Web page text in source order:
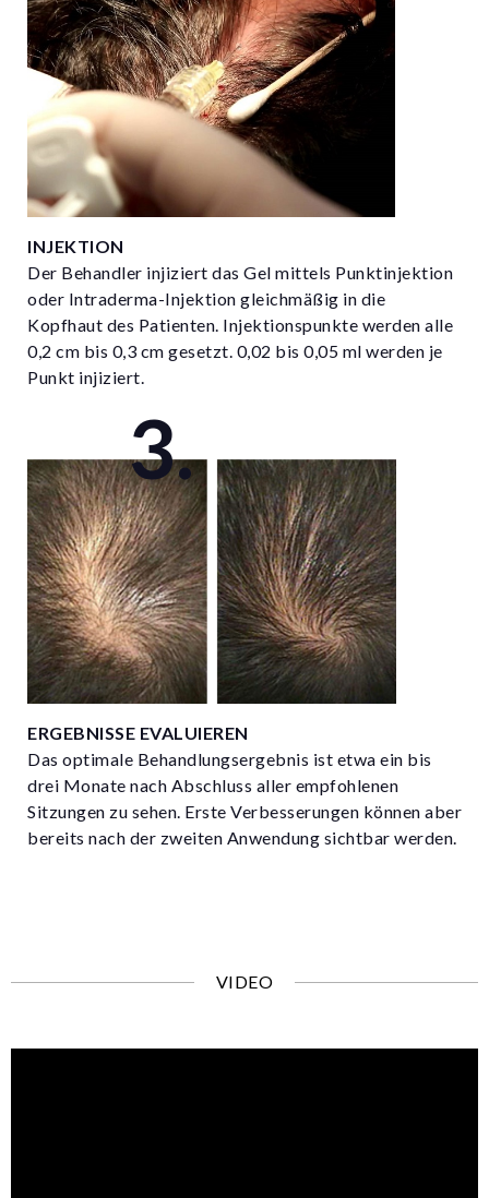
INJEKTION
Der Behandler injiziert das Gel mittels Punktinjektion
oder Intraderma-Injektion gleichmäßig in die
Kopfhaut des Patienten. Injektionspunkte werden alle
0,2 cm bis 0,3 cm gesetzt. 0,02 bis 0,05 ml werden je
Punkt injiziert.
ERGEBNISSE EVALUIEREN
Das optimale Behandlungsergebnis ist etwa ein bis
drei Monate nach Abschluss aller empfohlenen
Sitzungen zu sehen. Erste Verbesserungen können aber
bereits nach der zweiten Anwendung sichtbar werden.
VIDEO